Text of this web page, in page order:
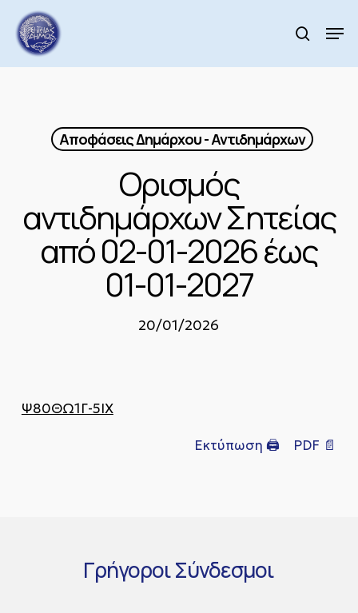
main
content
search
Αποφάσεις Δημάρχου - Αντιδημάρχων
Ορισμός
αντιδημάρχων Σητείας
από 02-01-2026 έως
01-01-2027
20/01/2026
Ψ80ΘΩ1Γ-5ΙΧ
Εκτύπωση 🖨 PDF 📄
ΓρήγοροιΣύνδεσμοι
Menu